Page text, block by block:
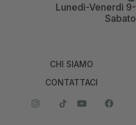
Lunedì-Venerdì
CHI SIAMO
CONTATTACI